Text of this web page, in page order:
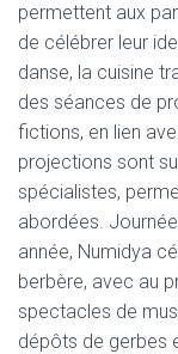
permettent aux
de célébrer leur
danse, la cuisine
des séances de
fictions, en lien
projections sont
spécialistes,
abordées.
année, Numidya
berbère, avec au
spectacles de
dépôts de gerbes